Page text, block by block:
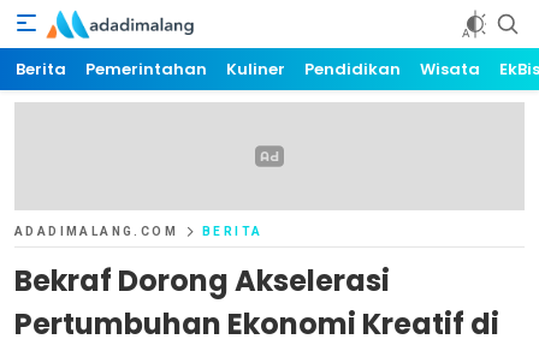
AdaDiMalang.com
The Art of News
Berita Pemerintahan Kuliner Pendidikan Wisata EkBis
ADADIMALANG.COM BERITA
Bekraf Dorong Akselerasi
Pertumbuhan Ekonomi Kreatif di